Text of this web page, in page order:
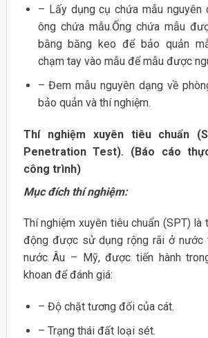
– Lấy dụng cụ chứa mẫu nguyên
ông chứa mẫu.Ống chứa mẫu
bằng băng keo để bảo quản
chạm tay vào mẫu để mẫu được
– Đem mẫu nguyên dạng về
bảo quản và thí nghiệm.
Thí nghiệm xuyên tiêu chuẩn
Penetration Test). (Báo cáo
công trình)
Mục đích thí nghiệm:
Thí nghiệm xuyên tiêu chuẩn (SPT) là
động được sử dụng rộng rãi ở nước
nước Âu – Mỹ, được tiến hành
khoan để đánh giá:
– Độ chặt tương đối của cát.
– Trạng thái đất loại sét.